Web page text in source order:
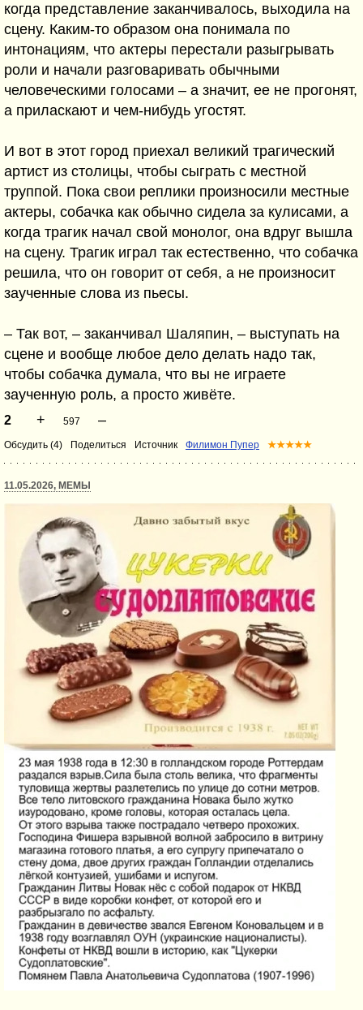
когда представление заканчивалось, выходила на
сцену. Каким-то образом она понимала по
интонациям, что актеры перестали разыгрывать
роли и начали разговаривать обычными
человеческими голосами – а значит, ее не прогонят,
а приласкают и чем-нибудь угостят.
И вот в этот город приехал великий трагический
артист из столицы, чтобы сыграть с местной
труппой. Пока свои реплики произносили местные
актеры, собачка как обычно сидела за кулисами, а
когда трагик начал свой монолог, она вдруг вышла
на сцену. Трагик играл так естественно, что собачка
решила, что он говорит от себя, а не произносит
заученные слова из пьесы.
– Так вот, – заканчивал Шаляпин, – выступать на
сцене и вообще любое дело делать надо так,
чтобы собачка думала, что вы не играете
заученную роль, а просто живёте.
2 + 597 –
Обсудить (4) Поделиться Источник Филимон Пупер ★★★★★
11.05.2026, МЕМЫ